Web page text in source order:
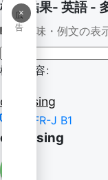
×
広
告
検索結果- 英語 -
意味・例文の表
検索内容:
confusing
CEFR-J B1
confusing